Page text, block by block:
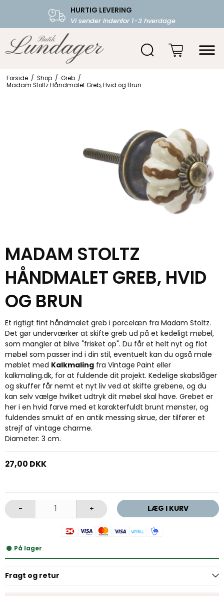
HURTIG LEVERING
Vi sender indenfor 1-3 hverdage
FRI FRAGT OVER 599.-
Starter fra 39,-
Forside / Shop / Greb /
Madam Stoltz Håndmalet Greb, Hvid og Brun
MADAM STOLTZ
HÅNDMALET GREB, HVID
OG BRUN
Et rigtigt fint håndmalet greb i porcelæn fra Madam Stoltz.
Det gør underværker at skifte greb ud på et kedeligt møbel,
som mangler at blive "frisket op". Du får et helt nyt og flot
møbel som passer ind i din stil, eventuelt kan du også male
møblet med Kalkmaling fra Vintage Paint eller
kalkmaling.dk, for at fuldende dit projekt. Kedelige skabslåger
og skuffer får nemt et nyt liv ved at skifte grebene, og du
kan selv vælge hvilket udtryk dit møbel skal have. Grebet er
her i en hvid farve med et karakterfuldt brunt mønster, og
fuldendes smukt af en antik messing skrue, der tilfører et
strejf af vintage charme.
Diameter: 3 cm.
27,00 DKK
- + LÆG I KURV
På lager
Fragt og retur